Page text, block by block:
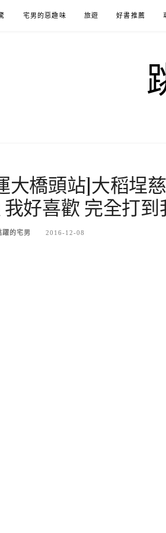
宅男的惡趣味 旅遊 好書推薦
大橋頭站]大稻埕
好喜歡 完全打
躍的宅男 2016-12-08